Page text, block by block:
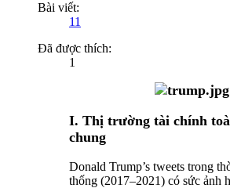
Bài viết:
11
Đã được thích:
1
I. Thị trường tài chính
chung
Donald Trump’s tweets trong
thống (2017–2021) có sức ảnh